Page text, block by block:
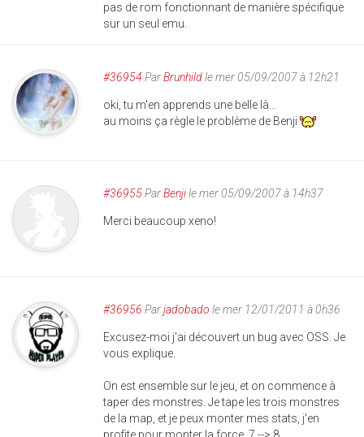
pas de rom fonctionnant de manière spécifique
sur un seul emu.
#36954 ParBrunhildle mer 05/09/2007 à 12h21
oki, tu m'en apprends une belle là...
au moins ça règle le problème de Benji
#36955ParBenjile mer 05/09/2007 à 14h37
Merci beaucoup xeno!
#36956 Parjadobado le mer 12/01/2011 à 0h36
Excusez-moi j'ai découvert un bug avec OSS. Je
vous explique.
On est ensemble sur le jeu, et on commence à
taper des monstres. Je tape les trois monstres
de la map, et je peux monter mes stats, j'en